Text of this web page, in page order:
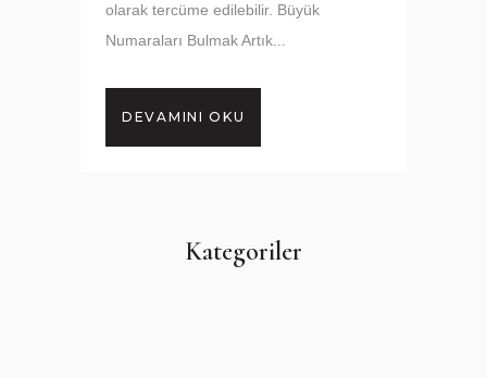
olarak tercüme edilebilir. Büyük
Numaraları Bulmak Artık...
DEVAMINI OKU
Kategoriler